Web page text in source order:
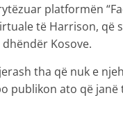
platformën
të Harrison, që
Kosove.
tha që nuk e
publikon ato që janë